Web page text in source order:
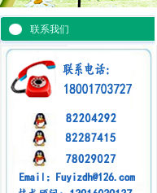
联系我们